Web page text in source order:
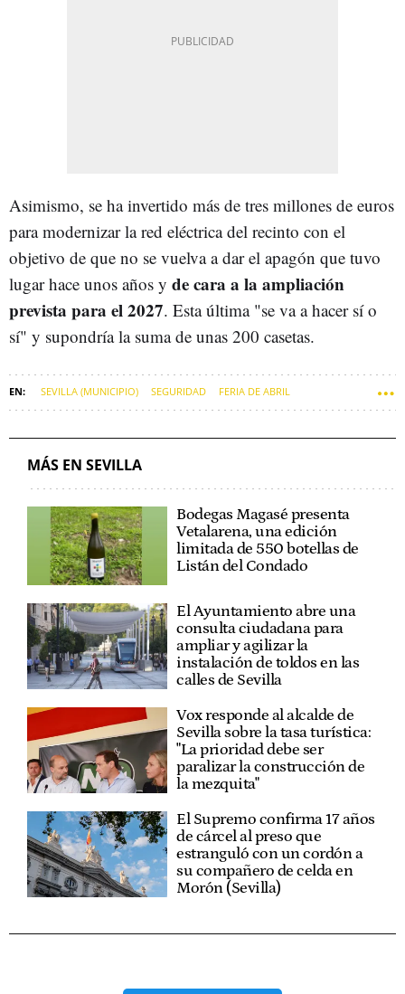
Asimismo, se ha invertido más de tres millones de euros
para modernizar la red eléctrica del recinto con el
objetivo de que no se vuelva a dar el apagón que tuvo
lugar hace unos años y de cara a la ampliación
prevista para el 2027. Esta última "se va a hacer sí o
sí" y supondría la suma de unas 200 casetas.
SEVILLA (MUNICIPIO) SEGURIDAD FERIA DE ABRIL
MÁS EN SEVILLA
Bodegas Magasé presenta
Vetalarena, una edición
limitada de 550 botellas de
Listán del Condado
El Ayuntamiento abre una
consulta ciudadana para
ampliar y agilizar la
instalación de toldos en las
calles de Sevilla
Vox responde al alcalde de
Sevilla sobre la tasa turística:
"La prioridad debe ser
paralizar la construcción de
la mezquita"
El Supremo confirma 17 años
de cárcel al preso que
estranguló con un cordón a
su compañero de celda en
Morón (Sevilla)